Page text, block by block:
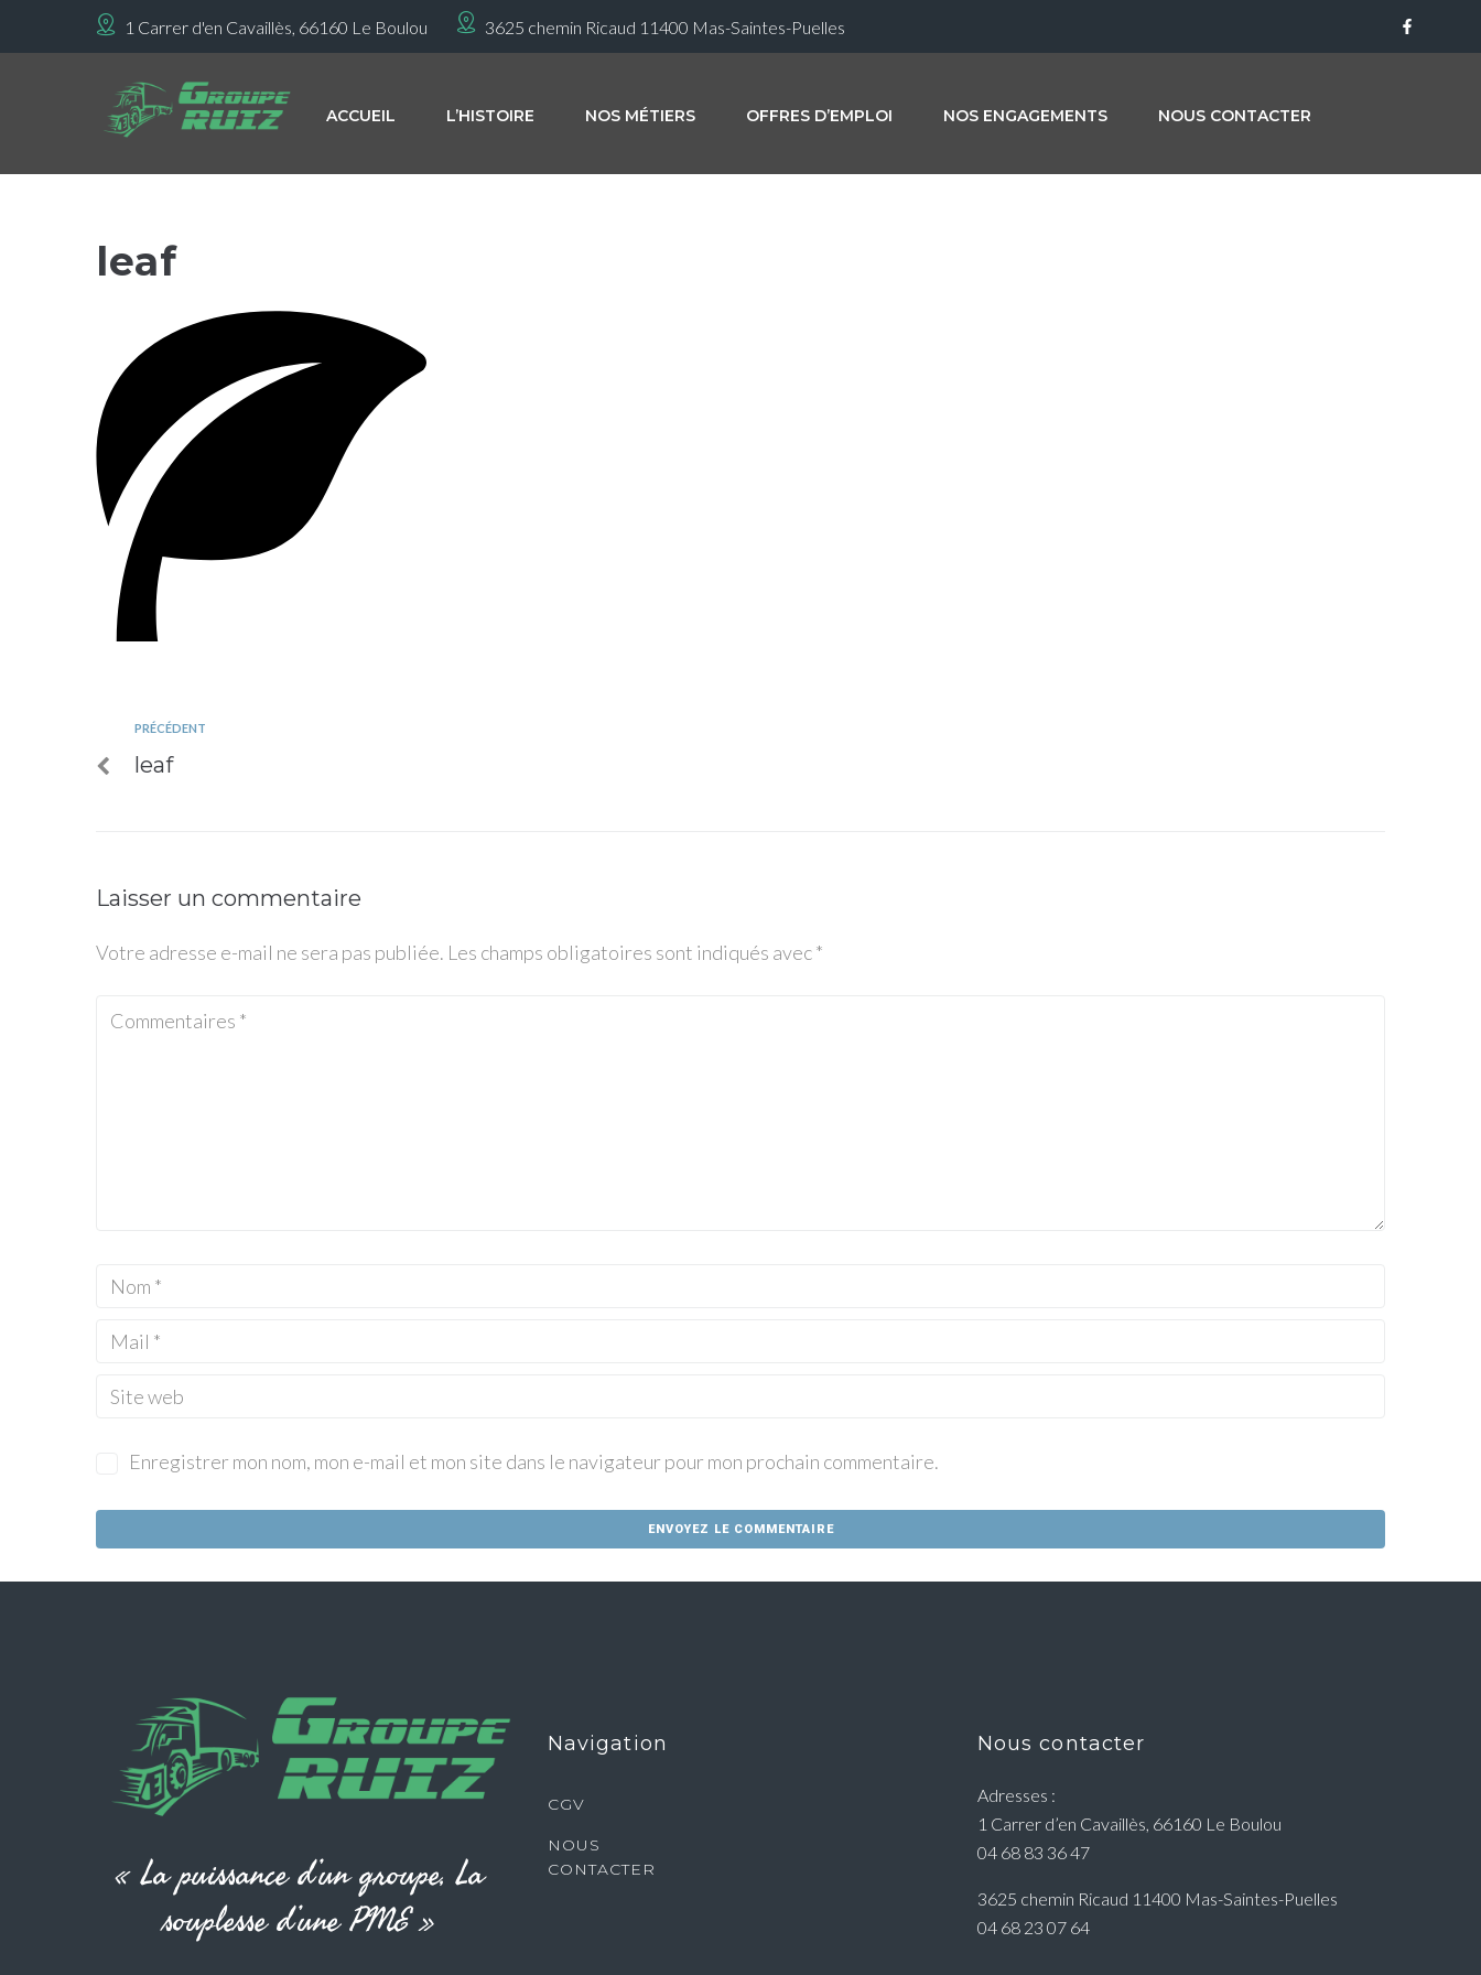
1 Carrer d'en Cavaillès, 66160 Le Boulou 3625 chemin Ricaud 11400 Mas-Saintes-Puelles
ACCUEIL L’HISTOIRE NOS MÉTIERS OFFRES D’EMPLOI NOS ENGAGEMENTS NOUS CONTACTER
leaf
PRÉCÉDENT
leaf
Laisser un commentaire
Votre adresse e-mail ne sera pas publiée. Les champs obligatoires sont indiqués avec*
Enregistrer mon nom, mon e-mail et mon site dans le navigateur pour mon prochain commentaire.
« La puissance d’un groupe, La
souplesse d’une PME »
Navigation
CGV
NOUS
CONTACTER
Nous contacter
Adresses :
1 Carrer d’en Cavaillès, 66160 Le Boulou
04 68 83 36 47
3625 chemin Ricaud 11400 Mas-Saintes-Puelles
04 68 23 07 64